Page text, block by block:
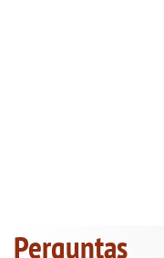
Perguntas